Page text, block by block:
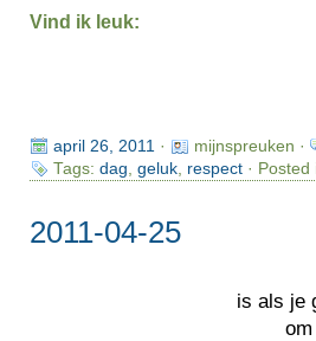
Vind ik leuk:
april 26, 2011 ·
mijnspreuken ·
Tags: dag geluk, respect·
2011-04-25
is als je